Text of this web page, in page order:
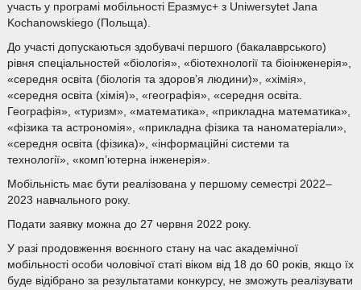
участь у програмі мобільності Еразмус+ з Uniwersytet Jana
Kochanowskiego (Польща).
До участі допускаються здобувачі першого (бакалаврського)
рівня спеціальностей «біологія», «біотехнології та біоінженерія»,
«середня освіта (біологія та здоров’я людини)», «хімія»,
«середня освіта (хімія)», «географія», «середня освіта.
Географія», «туризм», «математика», «прикладна математика»,
«фізика та астрономія», «прикладна фізика та наноматеріали»,
«середня освіта (фізика)», «інформаційні системи та
технології», «комп’ютерна інженерія».
Мобільність має бути реалізована у першому семестрі 2022–
2023 навчального року.
Подати заявку можна до 27 червня 2022 року.
У разі продовження воєнного стану на час академічної
мобільності особи чоловічої статі віком від 18 до 60 років, якщо їх
буде відібрано за результатами конкурсу, не зможуть реалізувати